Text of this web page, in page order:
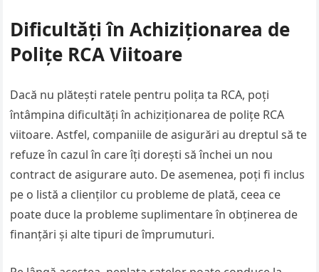
Dificultăți în Achiziționarea de
Polițe RCA Viitoare
Dacă nu plătești ratele pentru polița ta RCA, poți
întâmpina dificultăți în achiziționarea de polițe RCA
viitoare. Astfel, companiile de asigurări au dreptul să te
refuze în cazul în care îți dorești să închei un nou
contract de asigurare auto. De asemenea, poți fi inclus
pe o listă a clienților cu probleme de plată, ceea ce
poate duce la probleme suplimentare în obținerea de
finanțări și alte tipuri de împrumuturi.